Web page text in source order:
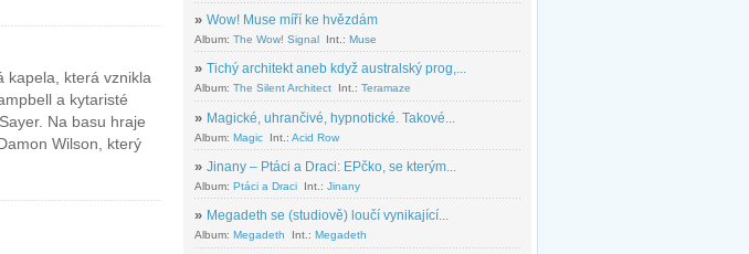
kapela, která vznikla
a kytaristé
Na basu hraje
Wilson, který
» Wow! Muse míří ke hvězdám
Album: The Wow! Signal Int.: Muse
» Tichý architekt aneb když australský prog,...
Album: The Silent Architect Int.: Teramaze
» Magické, uhrančivé, hypnotické. Takové...
Album: Magic Int.: Acid Row
» Jinany – Ptáci a Draci: EPčko, se kterým...
Album: Ptáci a Draci Int.: Jinany
» Megadeth se (studiově) loučí vynikající...
Album: Megadeth Int.: Megadeth